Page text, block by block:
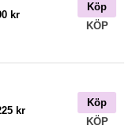
kr
Köp
KÖP
kr
Köp
KÖP